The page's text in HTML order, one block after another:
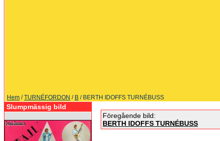
Hem /TURNÉFORDON / B / BERTH IDOFFS TURNÉBUSS
Slumpmässig bild
Föregående bild:
BERTH IDOFFS TURNÉBUSS